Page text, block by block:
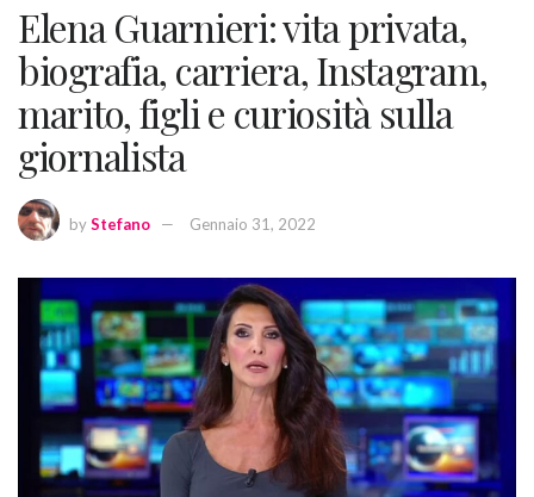
Elena Guarnieri: vita privata,
biografia, carriera, Instagram,
marito, figli e curiosità sulla
giornalista
byStefano Gennaio 31, 2022